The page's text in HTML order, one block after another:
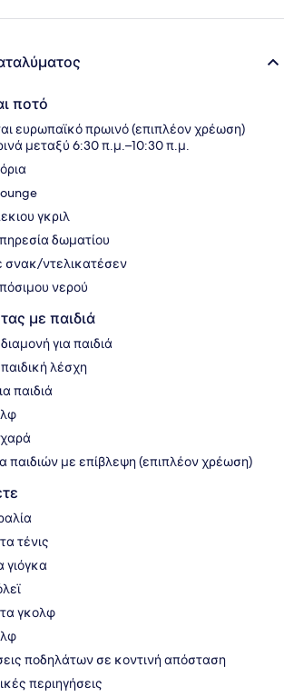
ποτό
ευρωπαϊκό πρωινό (επιπλέον χρέωση)
μεταξύ 6:30 π.μ.–10:30 π.μ.
γκριλ
δωματίου
ντελικατέσεν
νερού
με παιδιά
για παιδιά
λέσχη
παιδιά
χαρά
παιδιών με επίβλεψη (επιπλέον χρέωση)
τένις
γιόγκα
γκολφ
ποδηλάτων σε κοντινή απόσταση
περιηγήσεις